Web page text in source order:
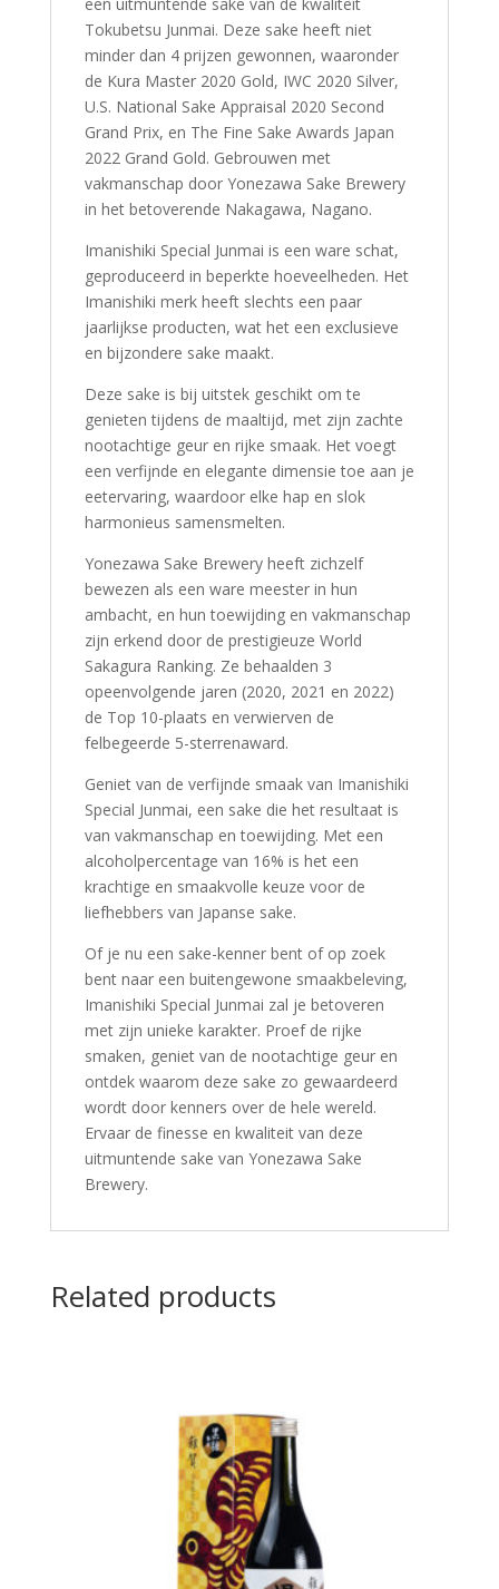
Tokubetsu Junmai. Deze sake heeft niet
minder dan 4 prijzen gewonnen, waaronder
de Kura Master 2020 Gold, IWC 2020 Silver,
U.S. National Sake Appraisal 2020 Second
Grand Prix, en The Fine Sake Awards Japan
2022 Grand Gold. Gebrouwen met
vakmanschap door Yonezawa Sake Brewery
in het betoverende Nakagawa, Nagano.
Imanishiki Special Junmai is een ware schat,
geproduceerd in beperkte hoeveelheden. Het
Imanishiki merk heeft slechts een paar
jaarlijkse producten, wat het een exclusieve
en bijzondere sake maakt.
Deze sake is bij uitstek geschikt om te
genieten tijdens de maaltijd, met zijn zachte
nootachtige geur en rijke smaak. Het voegt
een verfijnde en elegante dimensie toe aan je
eetervaring, waardoor elke hap en slok
harmonieus samensmelten.
Yonezawa Sake Brewery heeft zichzelf
bewezen als een ware meester in hun
ambacht, en hun toewijding en vakmanschap
zijn erkend door de prestigieuze World
Sakagura Ranking. Ze behaalden 3
opeenvolgende jaren (2020, 2021 en 2022)
de Top 10-plaats en verwierven de
felbegeerde 5-sterrenaward.
Geniet van de verfijnde smaak van Imanishiki
Special Junmai, een sake die het resultaat is
van vakmanschap en toewijding. Met een
alcoholpercentage van 16% is het een
krachtige en smaakvolle keuze voor de
liefhebbers van Japanse sake.
Of je nu een sake-kenner bent of op zoek
bent naar een buitengewone smaakbeleving,
Imanishiki Special Junmai zal je betoveren
met zijn unieke karakter. Proef de rijke
smaken, geniet van de nootachtige geur en
ontdek waarom deze sake zo gewaardeerd
wordt door kenners over de hele wereld.
Ervaar de finesse en kwaliteit van deze
uitmuntende sake van Yonezawa Sake
Brewery.
Related products